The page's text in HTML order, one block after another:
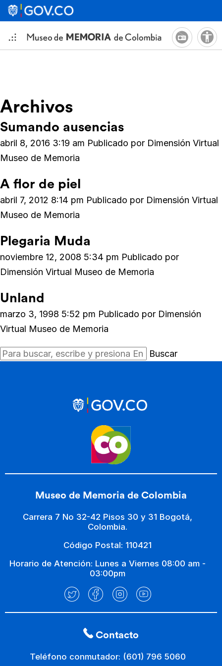
Archivos
Sumando ausencias
abril 8, 2016 3:19 am Publicado por Dimensión Virtual
Museo de Memoria
A flor de piel
abril 7, 2012 8:14 pm Publicado por Dimensión Virtual
Museo de Memoria
Plegaria Muda
noviembre 12, 2008 5:34 pm Publicado por
Dimensión Virtual Museo de Memoria
Unland
marzo 3, 1998 5:52 pm Publicado por Dimensión
Virtual Museo de Memoria
Buscar
Museo de Memoria de Colombia
Carrera 7 No 32-42 Pisos 30 y 31 Bogotá,
Colombia.
Código Postal: 110421
Horario de Atención: Lunes a Viernes 08:00 am -
03:00pm
Contacto
Teléfono conmutador: (601) 796 5060